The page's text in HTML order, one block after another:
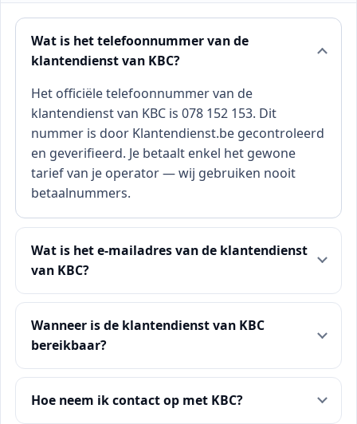
Wat is het telefoonnummer van de
klantendienst van KBC?
Het officiële telefoonnummer van de
klantendienst van KBC is 078 152 153. Dit
nummer is door Klantendienst.be gecontroleerd
en geverifieerd. Je betaalt enkel het gewone
tarief van je operator — wij gebruiken nooit
betaalnummers.
Wat is het e-mailadres van de klantendienst
van KBC?
Wanneer is de klantendienst van KBC
bereikbaar?
Hoe neem ik contact op met KBC?